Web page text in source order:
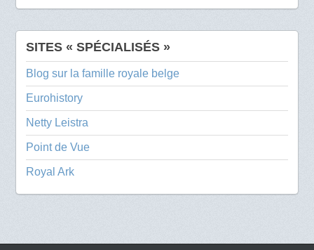
SITES « SPÉCIALISÉS »
Blog sur la famille royale belge
Eurohistory
Netty Leistra
Point de Vue
Royal Ark